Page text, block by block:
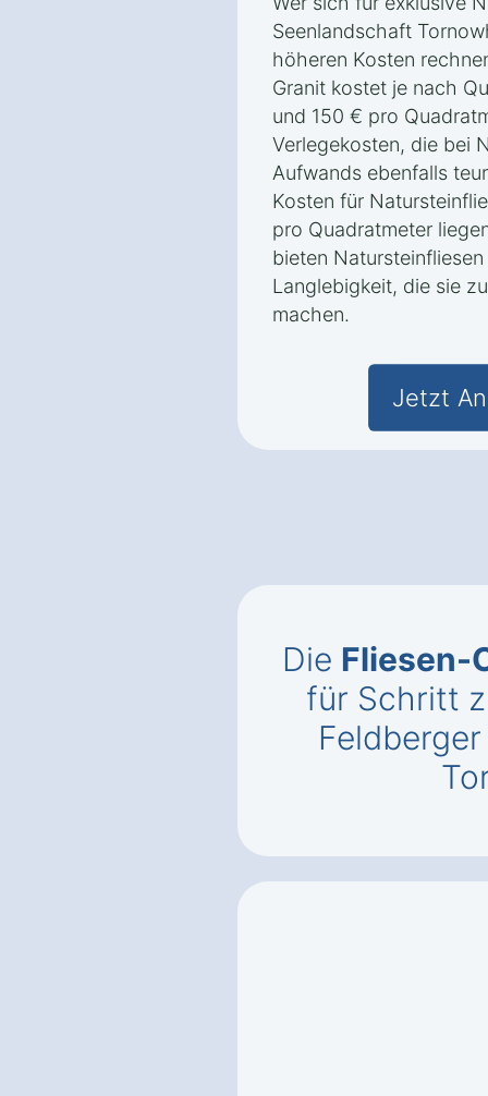
Seenlandschaft
höheren Kosten
Granit kostet je nach
und 150 € pro
Verlegekosten, die bei
Aufwands ebenfalls
Kosten für
pro Quadratmeter
bieten
Langlebigkeit, die sie
machen.
Jetzt
Die Fliesen-
für Schritt